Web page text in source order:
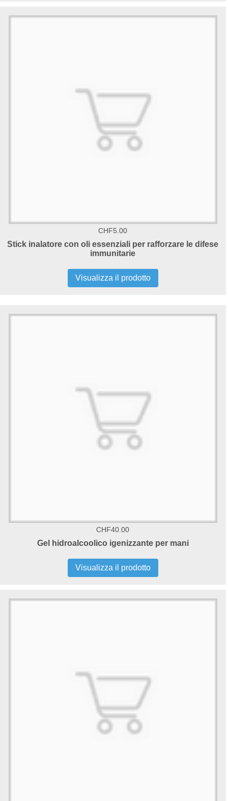
CHF5.00
Stick inalatore con oli essenziali per rafforzare le difese
immunitarie
Visualizza il prodotto
CHF40.00
Gel hidroalcoolico igenizzante per mani
Visualizza il prodotto